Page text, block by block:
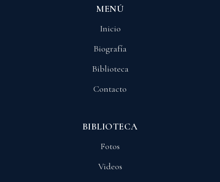
MENÚ
Inicio
Biografía
Biblioteca
Contacto
BIBLIOTECA
Fotos
Videos